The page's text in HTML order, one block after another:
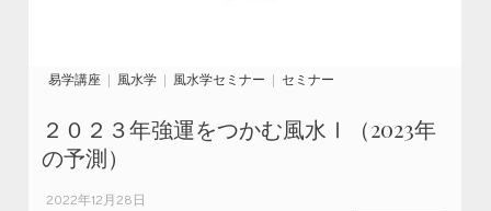
易学講座 風水学 風水学セミナー セミナー
２０２３年強運をつかむ風水Ⅰ（2023年
の予測）
2022年12月28日